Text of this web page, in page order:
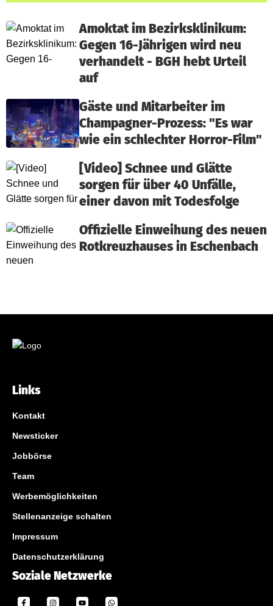
Amoktat im Bezirksklinikum:
Gegen 16-Jährigen wird neu
verhandelt - BGH hebt Urteil
auf
Gäste und Mitarbeiter im
Champagner-Prozess: "Es war
wie ein schlechter Horror-Film"
[Video] Schnee und Glätte
sorgen für über 40 Unfälle,
einer davon mit Todesfolge
Offizielle Einweihung des neuen
Rotkreuzhauses in Eschenbach
Links
Kontakt
Newsticker
Jobbörse
Team
Werbemöglichkeiten
Stellenanzeige schalten
Impressum
Datenschutzerklärung
Soziale Netzwerke